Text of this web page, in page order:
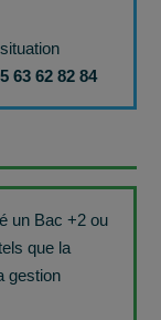
63 62 82 84
un Bac +2 ou
que la
gestion